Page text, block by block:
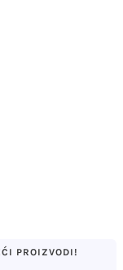
PROIZVODI!